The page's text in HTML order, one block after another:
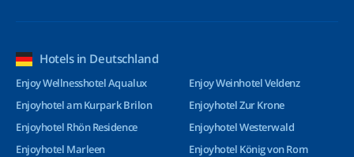
Hotels in Deutschland
Enjoy Wellnesshotel Aqualux
Enjoyhotel am Kurpark Brilon
Enjoyhotel Rhön Residence
Enjoyhotel Marleen
Enjoy Weinhotel Veldenz
Enjoyhotel Zur Krone
Enjoyhotel Westerwald
Enjoyhotel König von Rom